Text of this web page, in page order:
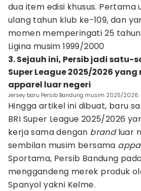
dua item edisi khusus.
ulang tahun klub ke-109, dan
momen memperingati 25
Ligina musim 1999/2000
3. Sejauh ini, Persib jadi satu-
Super League 2025/2026
apparel luar negeri
Jersey baru Persib Bandung musim 2025/
Hingga artikel ini dibuat, baru
BRI Super League 2025/2026
kerja sama dengan brandluar
sembilan musim bersama
Sportama, Persib Bandung
menggandeng merek produk
Spanyol yakni Kelme.